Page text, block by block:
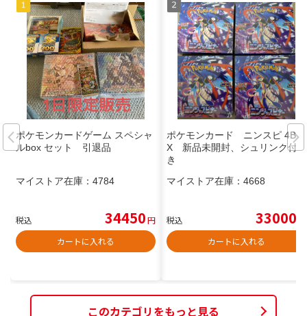
ポケモンカードゲーム スペシャ
ルbox セット 引退品
マイストア在庫： 4784
税込 34450円
カートに入れる
ポケモンカード ニンスピ 4BO
X 新品未開封、シュリンク付
き
マイストア在庫： 4668
税込 33000
カートに入れる
このカテゴリをもっと見る